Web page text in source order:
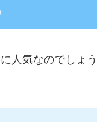
人気なのでしょ